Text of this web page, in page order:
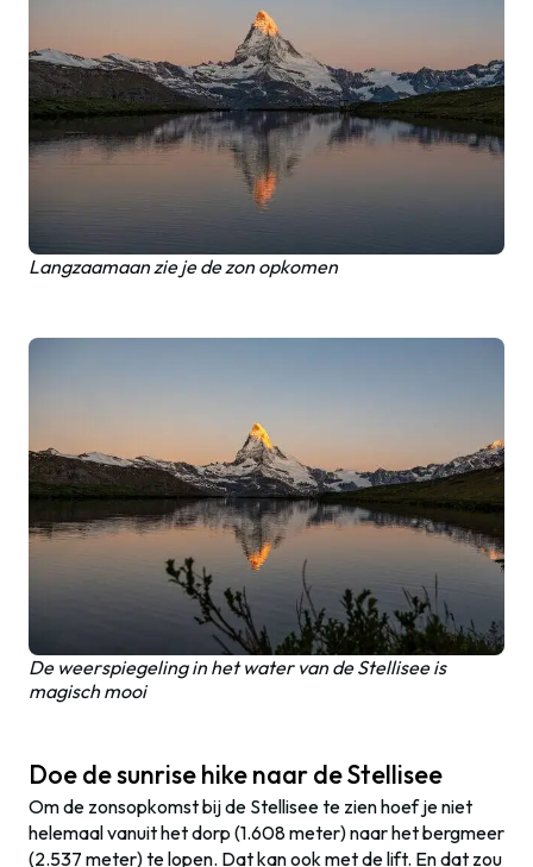
Langzaamaan zie je de zon opkomen
De weerspiegeling in het water van de Stellisee is
magisch mooi
Doe de sunrise hike naar de Stellisee
Om de zonsopkomst bij de Stellisee te zien hoef je niet
helemaal vanuit het dorp (1.608 meter) naar het bergmeer
(2.537 meter) te lopen. Dat kan ook met de lift. En dat zou